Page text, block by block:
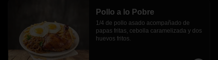
Pollo a lo Pobre
1/4 de pollo asado acompañado de
papas fritas, cebolla caramelizada y dos
huevos fritos.